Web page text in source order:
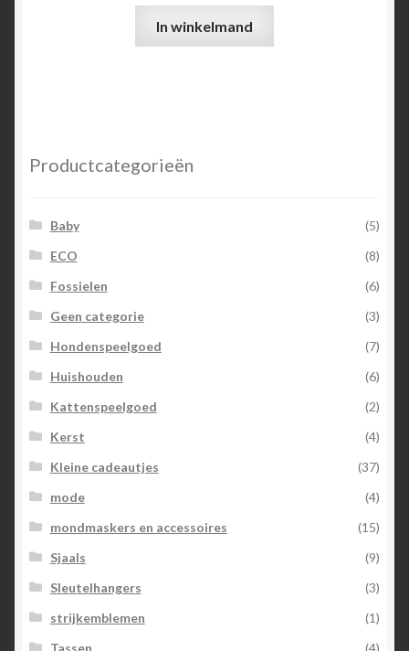
In winkelmand
Productcategorieën
Baby
(5)
ECO
(8)
Fossielen
(6)
Geen categorie
(3)
Hondenspeelgoed
(7)
Huishouden
(6)
Kattenspeelgoed
(2)
Kerst
(4)
Kleine cadeautjes
(37)
mode
(4)
mondmaskers en accessoires
(15)
Sjaals
(9)
Sleutelhangers
(3)
strijkemblemen
(1)
Tassen
(4)